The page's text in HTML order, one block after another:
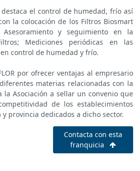
el control de humedad, frío así
la colocación de los Filtros Biosmart
y seguimiento en la
Mediciones periódicas en las
control de humedad y frío.
por ofrecer ventajas al empresario
materias relacionadas con la
la Asociación a sellar un convenio que
de los establecimientos
provincia dedicados a dicho sector.
Contacta con esta
franquicia